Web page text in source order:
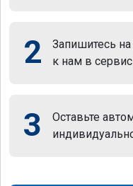
2
Запишитесь
к нам в
3
Оставьте